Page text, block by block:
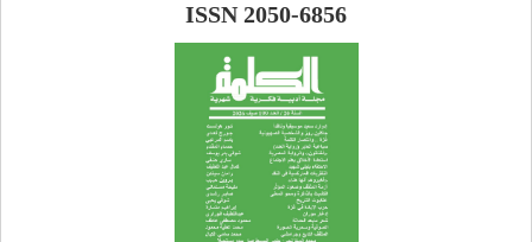
ISSN 2050-6856